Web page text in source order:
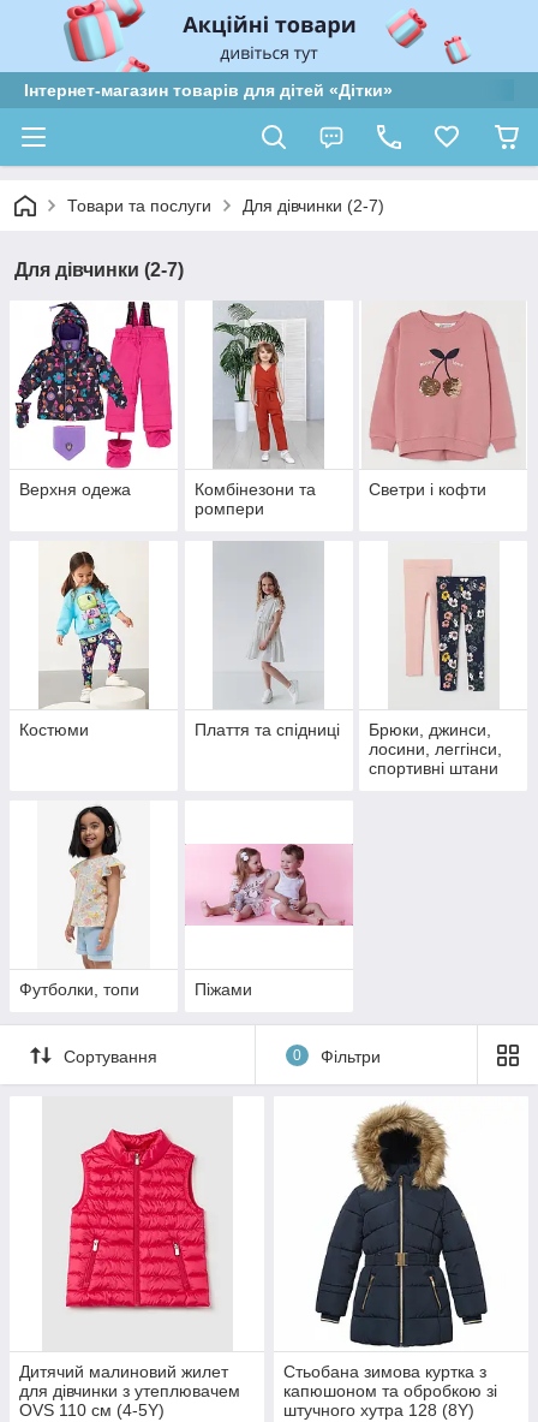
Інтернет-магазин товарів для дітей «Дітки»
Товари та послуги Для дівчинки (2-7)
Для дівчинки (2-7)
Верхня одежа
Комбінезони та
ромпери
Светри і кофти
Костюми Плаття та спідниці
Брюки, джинси,
лосини, леггінси,
спортивні штани
Футболки, топи Піжами
Сортування 0 Фільтри
Дитячий малиновий жилет
для дівчинки з утеплювачем
OVS 110 см (4-5Y)
Стьобана зимова куртка з
капюшоном та обробкою зі
штучного хутра 128 (8Y)